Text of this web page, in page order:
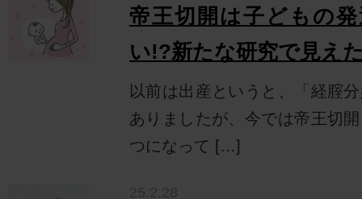
帝王切開は子どもの
い!?新たな研究で見え
以前は出産というと、「経腟
ありましたが、今では帝王切
つになって […]